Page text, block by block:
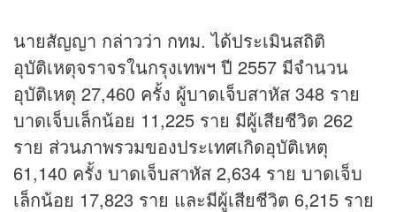
นายสัญญา กล่าวว่า กทม. ได้ประเมินสถิติ
อุบัติเหตุจราจรในกรุงเทพฯ ปี 2557 มีจำนวน
อุบัติเหตุ 27,460 ครั้ง ผู้บาดเจ็บสาหัส 348 ราย
บาดเจ็บเล็กน้อย 11,225 ราย มีผู้เสียชีวิต 262
ราย ส่วนภาพรวมของประเทศเกิดอุบัติเหตุ
61,140 ครั้ง บาดเจ็บสาหัส 2,634 ราย บาดเจ็บ
เล็กน้อย 17,823 ราย และมีผู้เสียชีวิต 6,215 ราย